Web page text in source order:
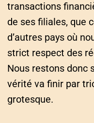
transactions
de ses filiales, que
d’autres pays où
strict respect des
Nous restons donc
vérité va finir par
grotesque.